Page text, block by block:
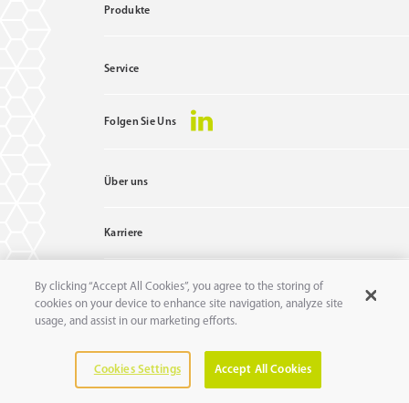
Produkte
Service
Folgen Sie Uns
Über uns
Karriere
Kontakt
pure 11GmbH
82031 Grünwald
By clicking “Accept All Cookies”, you agree to the storing of
cookies on your device to enhance site navigation, analyze site
usage, and assist in our marketing efforts.
Cookies Settings Accept All Cookies